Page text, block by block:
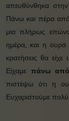
απευθύνθηκα
Πάνω και πέρα
μια πλήρως
ημέρα, και η ουρά
κρατήσεις θα
Είχαμεπάνω
πιστέψω ότι η
Ευχαριστούμε